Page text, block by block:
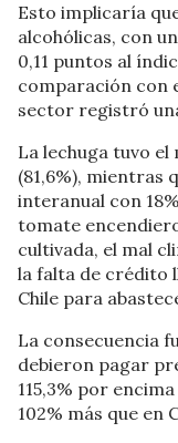
Esto implicaría
alcohólicas, con
0,11 puntos al
comparación con
sector registró
La lechuga tuvo
(81,6%), mientras
interanual con
tomate
cultivada, el mal
la falta de crédito
Chile para
La consecuencia
debieron pagar
115,3% por
102% más que en